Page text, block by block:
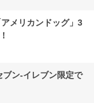
メリカンドッグ」3
ン‐イレブン限定で